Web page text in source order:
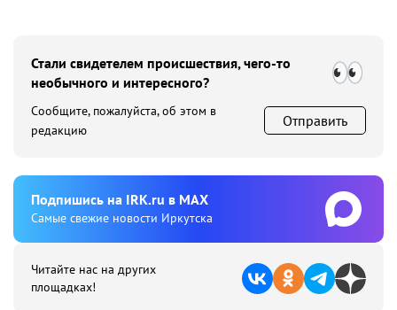
Стали свидетелем происшествия, чего-то
необычного и интересного?
Сообщите, пожалуйста, об этом в
редакцию
Отправить
Подпишиcь на IRK.ru в MAX
Cамые свежие новости Иркутска
Читайте нас на других
площадках!